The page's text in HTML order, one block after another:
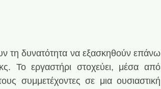
τη δυνατότητα να εξασκηθούν επάνω
Το εργαστήρι στοχεύει, μέσα από
συμμετέχοντες σε μια ουσιαστική